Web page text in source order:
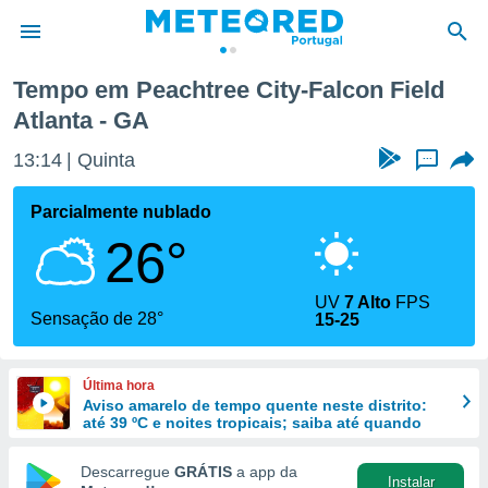
da
foi
para
fornecidas
e
forma
Tempo em Peachtree City-Falcon Field
Atlanta - GA
13:14 Quinta ...
Parcialmente nublado
26°
Sensação de 28°
UV7 Alto FPS
15-25
Última hora
Aviso amarelo de tempo quente neste distrito:
até 39 ºC e noites tropicais; saiba até quando
Descarregue GRÁTIS a app da
Instalar